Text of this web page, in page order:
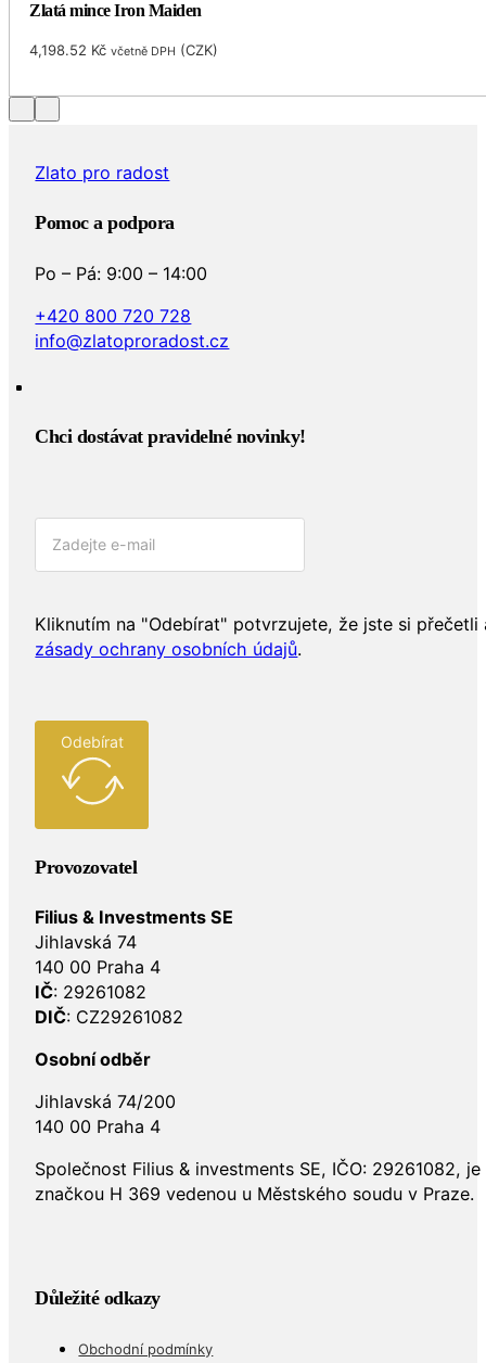
Zlatá mince Iron Maiden
4,198.52 Kč včetně DPH (CZK)
Zlato pro radost
Pomoc a podpora
Po – Pá: 9:00 – 14:00
+420 800 720 728
info@zlatoproradost.cz
Chci dostávat pravidelné novinky!​
Kliknutím na "Odebírat" potvrzujete, že jste si přečetli
zásady ochrany osobních údajů.
Odebírat
Provozovatel
Filius & Investments SE
Jihlavská 74
140 00 Praha 4
IČ: 29261082
DIČ: CZ29261082
Osobní odběr
Jihlavská 74/200
140 00 Praha 4
Společnost Filius & investments SE, IČO: 29261082,
značkou H 369 vedenou u Městského soudu v Praze.
Důležité odkazy
Obchodní podmínky